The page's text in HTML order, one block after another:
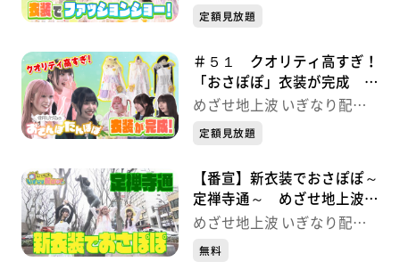
中！
定額見放題
＃５１ クオリティ高すぎ！
「おさぽぽ」衣装が完成 め
ざせ地上波 いぎなり配信
めざせ地上波 いぎなり配信
中！
定額見放題
【番宣】新衣装でおさぽぽ～
定禅寺通～ めざせ地上波
いぎなり配信中！
めざせ地上波 いぎなり配信
中！
無料